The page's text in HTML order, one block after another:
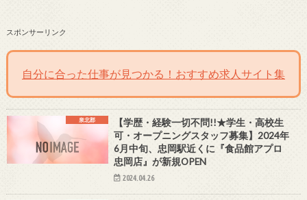
スポンサーリンク
自分に合った仕事が見つかる！おすすめ求人サイト集
泉北郡
【学歴・経験一切不問!!★学生・高校生
可・オープニングスタッフ募集】2024年
6月中旬、忠岡駅近くに『食品館アプロ
忠岡店』が新規OPEN
2024.04.26